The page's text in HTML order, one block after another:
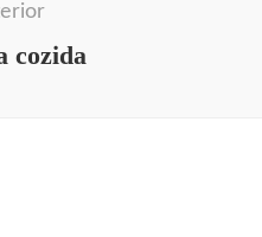
cozida